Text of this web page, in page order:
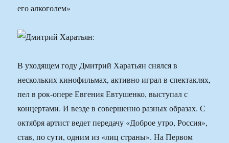
его алкоголем»
В уходящем году Дмитрий Харатьян снялся в
нескольких кинофильмах, активно играл в спектаклях,
пел в рок-опере Евгения Евтушенко, выступал с
концертами. И везде в совершенно разных образах. С
октября артист ведет передачу «Доброе утро, Россия»,
став, по сути, одним из «лиц страны». На Первом